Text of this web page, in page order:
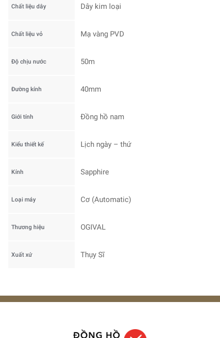
Chất liệu dây Dây kim loại
Chất liệu vỏ Mạ vàng PVD
Độ chịu nước 50m
Đường kính 40mm
Giới tính Đồng hồ nam
Kiểu thiết kế Lịch ngày – thứ
Kính Sapphire
Loại máy Cơ (Automatic)
Thương hiệu OGIVAL
Xuất xứ Thụy Sĩ